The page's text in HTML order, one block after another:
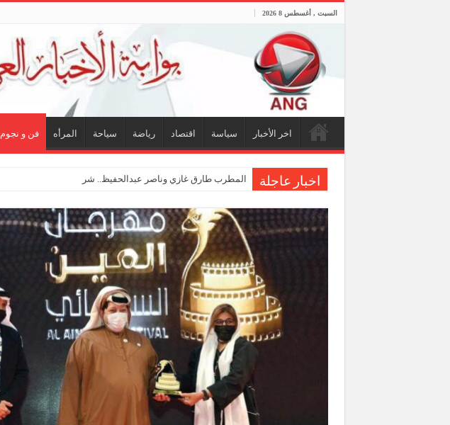
السبت , أغسطس 8 2026
اخر الأخبار سياسة اقتصاد رياضة سياحة المرأه فن و نجوم
اخبار عاجلة المطرب طارق غازي وناصر عبدالحفيظ.. شراكة فنية ترسم ملامح